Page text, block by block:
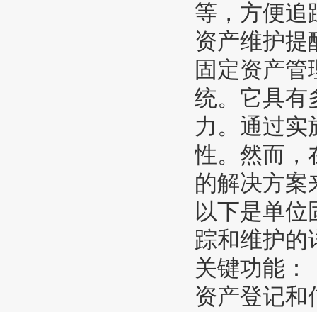
等，方便追
资产维护提
固定资产
统。它具有
力。通过实
性。然而，
的解决方案
以下是单位
踪和维护的
关键功能：
资产登记和